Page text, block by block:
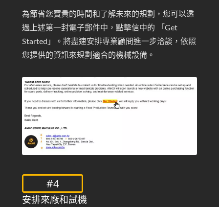
為節省您寶貴的時間和了解未來的規劃，您可以透
過上述第一封電子郵件中，點擊信中的 「Get
Started」。將盡速安排專業顧問進一步洽談，依照
您提供的資訊來規劃適合的機械設備。
#4
安排來廠和試機